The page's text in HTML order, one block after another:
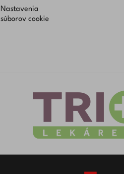
Nastavenia
súborov cookie